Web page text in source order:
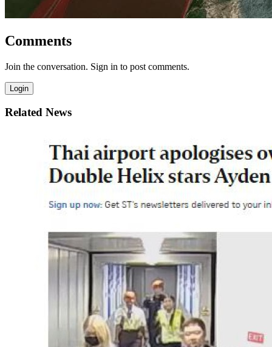
Comments
Join the conversation. Sign in to post comments.
Login
Related News